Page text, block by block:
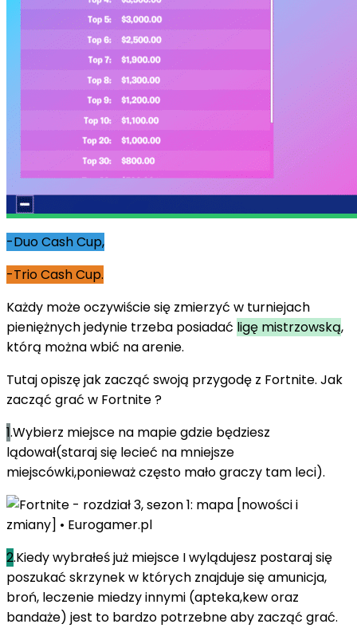
-Duo Cash Cup,
-Trio Cash Cup.
Każdy może oczywiście się zmierzyć w turniejach
pieniężnych jedynie trzeba posiadać ligę mistrzowską,
którą można wbić na arenie.
Tutaj opiszę jak zacząć swoją przygodę z Fortnite. Jak
zacząć grać w Fortnite ?
1.Wybierz miejsce na mapie gdzie będziesz
lądował(staraj się lecieć na mniejsze
miejscówki,ponieważ często mało graczy tam leci).
2.Kiedy wybrałeś już miejsce I wylądujesz postaraj się
poszukać skrzynek w których znajduje się amunicja,
broń, leczenie miedzy innymi (apteka,kew oraz
bandaże) jest to bardzo potrzebne aby zacząć grać.